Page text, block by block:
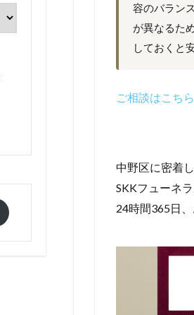
容のバラン
が異なるた
しておくと
ご相談はこち
中野区に密着
SKKフューネ
24時間365日